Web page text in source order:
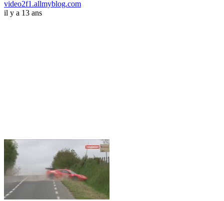
video2f1.allmyblog.com
il y a 13 ans